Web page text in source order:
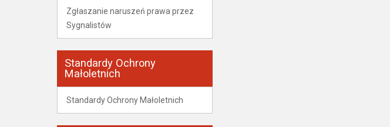
Zgłaszanie naruszeń prawa przez
Sygnalistów
Standardy Ochrony
Małoletnich
Standardy Ochrony Małoletnich